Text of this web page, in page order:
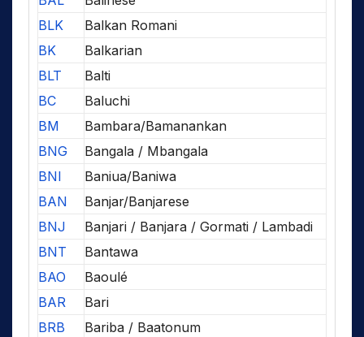
BLK
Balkan Romani
BK
Balkarian
BLT
Balti
BC
Baluchi
BM
Bambara/Bamanankan
BNG
Bangala / Mbangala
BNI
Baniua/Baniwa
BAN
Banjar/Banjarese
BNJ
Banjari / Banjara / Gormati / Lambadi
BNT
Bantawa
BAO
Baoulé
BAR
Bari
BRB
Bariba / Baatonum